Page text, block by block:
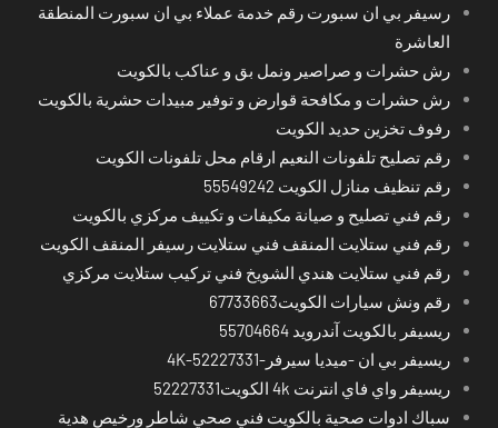
رسيفر بي ان سبورت رقم خدمة عملاء بي ان سبورت المنطقة
العاشرة
رش حشرات و صراصير ونمل بق و عناكب بالكويت
رش حشرات و مكافحة قوارض و توفير مبيدات حشرية بالكويت
رفوف تخزين حديد الكويت
رقم تصليح تلفونات النعيم ارقام محل تلفونات الكويت
رقم تنظيف منازل الكويت 55549242
رقم فني تصليح و صيانة مكيفات و تكييف مركزي بالكويت
رقم فني ستلايت المنقف فني ستلايت رسيفر المنقف الكويت
رقم فني ستلايت هندي الشويخ فني تركيب ستلايت مركزي
رقم ونش سيارات الكويت67733663
ريسيفر بالكويت آندرويد 55704664
ريسيفر بي ان -ميديا سيرفر-4K-52227331
ريسيفر واي فاي انترنت 4k الكويت52227331
سباك ادوات صحية بالكويت فني صحي شاطر ورخيص هدية